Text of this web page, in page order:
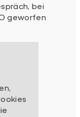
bei
geworfen